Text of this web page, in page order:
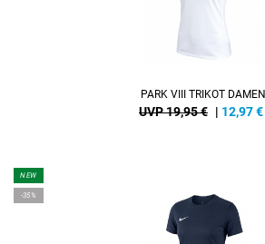
PARK VIII TRIKOT DAMEN
UVP 19,95 € | 12,97€
NEW
-35%